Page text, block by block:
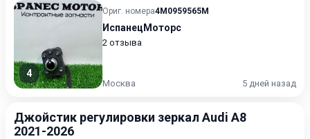
4
Ориг. номера4M0959565M
ИспанецМоторс
2 отзыва
Москва 5 дней назад
Джойстик регулировки зеркал Audi A8
2021-2026